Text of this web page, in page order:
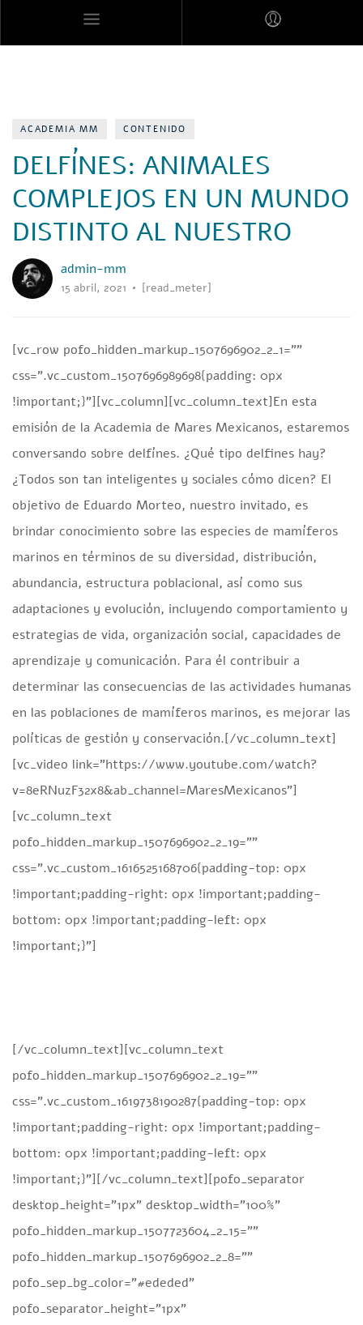
ACADEMIA MM CONTENIDO
DELFÍNES: ANIMALES
COMPLEJOS EN UN MUNDO
DISTINTO AL NUESTRO
admin-mm
15 abril, 2021 [read_meter]
[vc_row pofo_hidden_markup_1507696902_2_1=””
css=”.vc_custom_1507696989698{padding: 0px
!important;}”][vc_column][vc_column_text]En esta
emisión de la Academia de Mares Mexicanos, estaremos
conversando sobre delfínes. ¿Qué tipo delfines hay?
¿Todos son tan inteligentes y sociales cómo dicen? El
objetivo de Eduardo Morteo, nuestro invitado, es
brindar conocimiento sobre las especies de mamíferos
marinos en términos de su diversidad, distribución,
abundancia, estructura poblacional, así como sus
adaptaciones y evolución, incluyendo comportamiento y
estrategias de vida, organización social, capacidades de
aprendizaje y comunicación. Para él contribuir a
determinar las consecuencias de las actividades humanas
en las poblaciones de mamíferos marinos, es mejorar las
políticas de gestión y conservación.[/vc_column_text]
[vc_video link=”https://www.youtube.com/watch?
v=8eRNuzF32x8&ab_channel=MaresMexicanos”]
[vc_column_text
pofo_hidden_markup_1507696902_2_19=””
css=”.vc_custom_1616525168706{padding-top: 0px
!important;padding-right: 0px !important;padding-
bottom: 0px !important;padding-left: 0px
!important;}”]
[/vc_column_text][vc_column_text
pofo_hidden_markup_1507696902_2_19=””
css=”.vc_custom_1619738190287{padding-top: 0px
!important;padding-right: 0px !important;padding-
bottom: 0px !important;padding-left: 0px
!important;}”][/vc_column_text][pofo_separator
desktop_height=”1px” desktop_width=”100%”
pofo_hidden_markup_1507723604_2_15=””
pofo_hidden_markup_1507696902_2_8=””
pofo_sep_bg_color=”#ededed”
pofo_separator_height=”1px”